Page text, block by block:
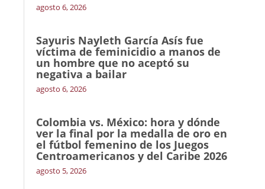
agosto 6, 2026
Sayuris Nayleth García Asís fue
víctima de feminicidio a manos de
un hombre que no aceptó su
negativa a bailar
agosto 6, 2026
Colombia vs. México: hora y dónde
ver la final por la medalla de oro en
el fútbol femenino de los Juegos
Centroamericanos y del Caribe 2026
agosto 5, 2026